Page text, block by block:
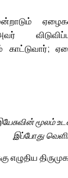
மூலம்
இப்போது
எழுதிய